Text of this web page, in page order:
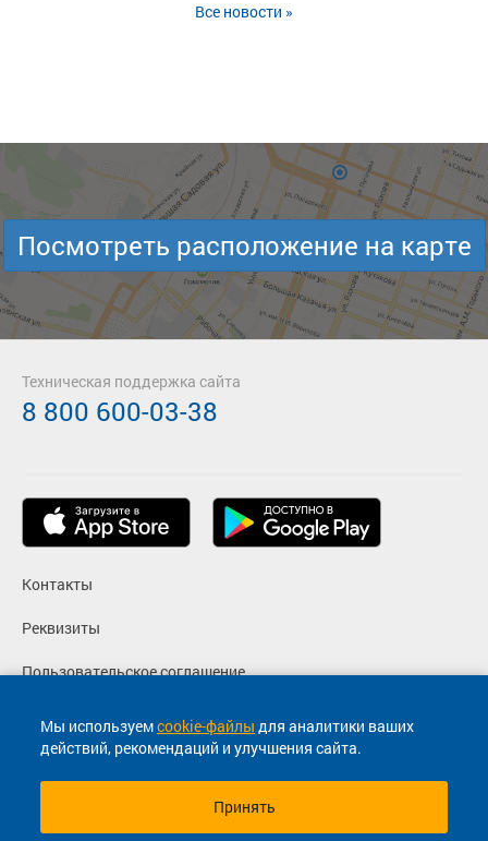
Все новости »
Мы используемcookie-файлы для аналитики ваших
действий, рекомендаций и улучшения сайта.
Принять
Посмотреть расположение на карте
Контакты
Реквизиты
Пользовательское соглашение
Политика конфиденциальности
Согласие на маркетинговые сообщения
Техническая поддержка сайта
8 800 600-03-38
© 2013-2026, ООО "Капитал"- Онлайн сервис продажи